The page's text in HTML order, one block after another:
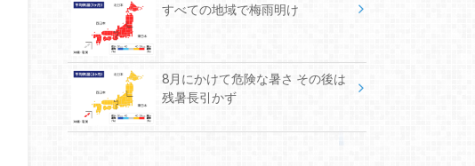
すべての地域で梅雨明け
8月にかけて危険な暑さ その後は
残暑長引かず